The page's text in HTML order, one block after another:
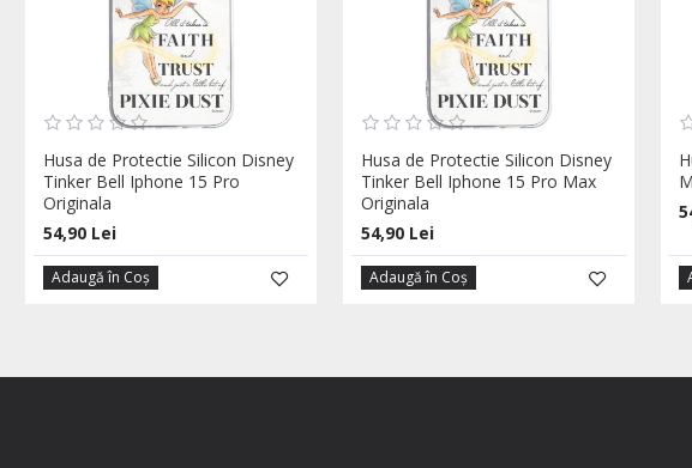
Husa de Protectie Silicon Disney
Tinker Bell Iphone 15 Pro
Originala
54,90 Lei
Adaugă în Coş
Husa de Protectie Silicon Disney
Tinker Bell Iphone 15 Pro Max
Originala
54,90 Lei
Adaugă în Coş